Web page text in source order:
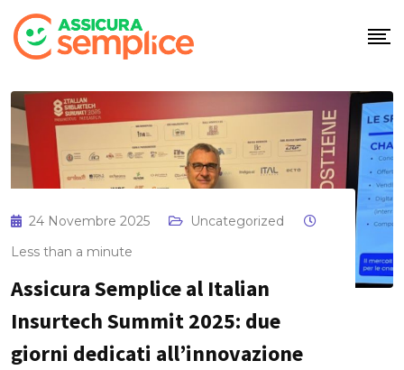
Skip
to
24 Novembre 2025
Uncategorized
Less than a minute
Assicura Semplice al Italian
Insurtech Summit 2025: due
giorni dedicati all’innovazione